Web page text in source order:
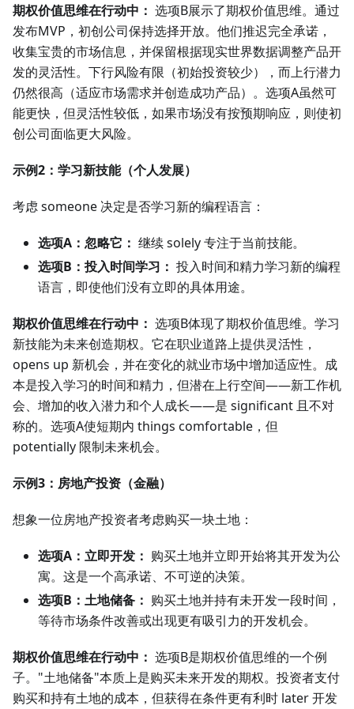
期权价值思维在行动中： 选项B展示了期权价值思维。通过
发布MVP，初创公司保持选择开放。他们推迟完全承诺，
收集宝贵的市场信息，并保留根据现实世界数据调整产品开
发的灵活性。下行风险有限（初始投资较少），而上行潜力
仍然很高（适应市场需求并创造成功产品）。选项A虽然可
能更快，但灵活性较低，如果市场没有按预期响应，则使初
创公司面临更大风险。
示例2：学习新技能（个人发展）
考虑 someone 决定是否学习新的编程语言：
选项A：忽略它： 继续 solely 专注于当前技能。
选项B：投入时间学习： 投入时间和精力学习新的编程
语言，即使他们没有立即的具体用途。
期权价值思维在行动中： 选项B体现了期权价值思维。学习
新技能为未来创造期权。它在职业道路上提供灵活性，
opens up 新机会，并在变化的就业市场中增加适应性。成
本是投入学习的时间和精力，但潜在上行空间——新工作机
会、增加的收入潜力和个人成长——是 significant 且不对
称的。选项A使短期内 things comfortable，但
potentially 限制未来机会。
示例3：房地产投资（金融）
想象一位房地产投资者考虑购买一块土地：
选项A：立即开发： 购买土地并立即开始将其开发为公
寓。这是一个高承诺、不可逆的决策。
选项B：土地储备： 购买土地并持有未开发一段时间，
等待市场条件改善或出现更有吸引力的开发机会。
期权价值思维在行动中： 选项B是期权价值思维的一个例
子。"土地储备"本质上是购买未来开发的期权。投资者支付
购买和持有土地的成本，但获得在条件更有利时 later 开发